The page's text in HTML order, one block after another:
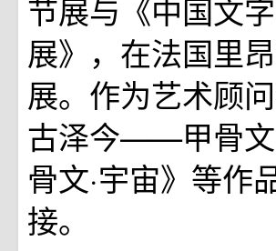
节展与《中国文
展》，在法国里
展。作为艺术顾
古泽今——甲骨文
骨文·宇宙》等作
接。